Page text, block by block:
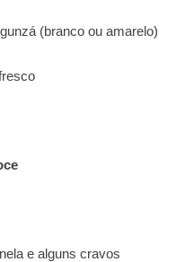
(branco ou amarelo)
e alguns cravos